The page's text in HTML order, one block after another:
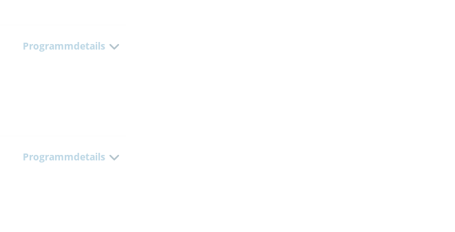
Programmdetails
Programmdetails